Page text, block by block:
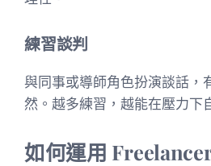
練習談判
與同事或導師角色扮演談話，
然。越多練習，越能在壓力下
如何運用